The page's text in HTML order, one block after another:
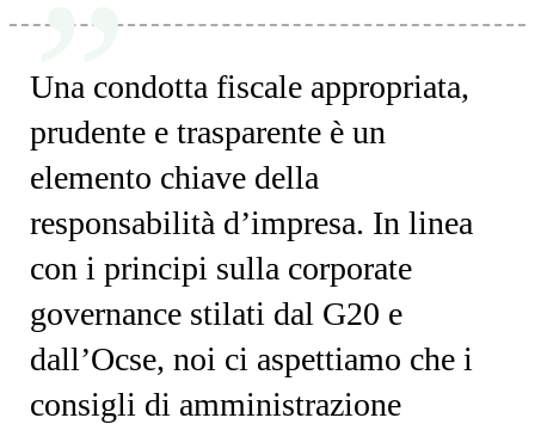
Una condotta fiscale appropriata,
prudente e trasparente è un
elemento chiave della
responsabilità d’impresa. In linea
con i principi sulla corporate
governance stilati dal G20 e
dall’Ocse, noi ci aspettiamo che i
consigli di amministrazione